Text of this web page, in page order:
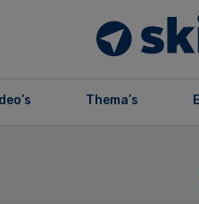
Thema’s